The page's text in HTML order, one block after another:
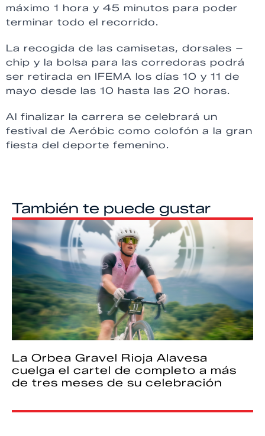
máximo 1 hora y 45 minutos para poder
terminar todo el recorrido.
La recogida de las camisetas, dorsales –
chip y la bolsa para las corredoras podrá
ser retirada en IFEMA los días 10 y 11 de
mayo desde las 10 hasta las 20 horas.
Al finalizar la carrera se celebrará un
festival de Aeróbic como colofón a la gran
fiesta del deporte femenino.
También te puede gustar
La Orbea Gravel Rioja Alavesa
cuelga el cartel de completo a más
de tres meses de su celebración